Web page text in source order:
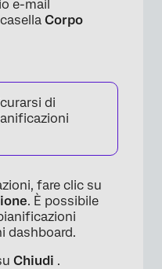
e-mail
Corpo
di
fare clic su
. È possibile
dashboard.
Chiudi .